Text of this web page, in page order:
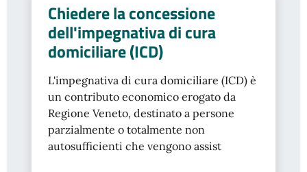
Chiedere la concessione
dell'impegnativa di cura
domiciliare (ICD)
L'impegnativa di cura domiciliare (ICD) è
un contributo economico erogato da
Regione Veneto, destinato a persone
parzialmente o totalmente non
autosufficienti che vengono assist